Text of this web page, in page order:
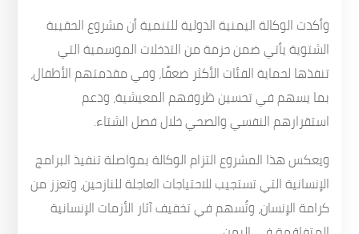
وأكدت الوكالة اليمنية الدولية للتنمية أن مشروع الحقيبة
الشتوية يأتي ضمن حزمة من التدخلات الموسمية التي
تنفذها لحماية الفئات الأكثر ضعفًا، وفي مقدمتهم الأطفال،
بما يسهم في تحسين ظروفهم المعيشية، ودعم
استقرارهم النفسي والصحي خلال فصل الشتاء.
ويعكس هذا المشروع التزام الوكالة بمواصلة تنفيذ البرامج
الإنسانية التي تستجيب للاحتياجات العاجلة للنازحين، وتعزز من
كرامة الإنسان، وتُسهم في تخفيف آثار الأزمات الإنسانية